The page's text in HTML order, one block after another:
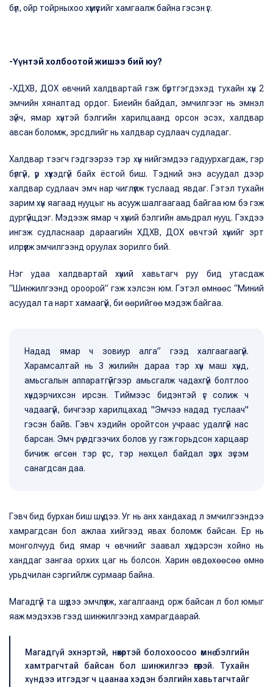
бүл, ойр тойрныхоо хүмүүсийг хамгаалж байна гэсэн үг.
-Үүнтэй холбоотой жишээ бий юу?
-ХДХВ, ДОХ өвчний халдвартай гэж бүртгэгдэхэд тухайн хүн 2
эмчийн хяналтад ордог. Биеийн байдал, эмчилгээг нь эмнэл
зүйч, ямар хүнтэй бэлгийн харилцаанд орсон эсэх, халдвар
авсан боломж, эрсдлийг нь халдвар судлаач судладаг.
Халдвар тээгч гэдгээрээ тэр хүн нийгэмдээ гадуурхагдаж, гэр
бүлгүй, үр хүүхэдгүй байх ёстой биш. Тэдний энэ асуудал дээр
халдвар судлаач эмч нар чиглүүлж туслаад явдаг. Гэтэл тухайн
зарим хүн яагаад нууцыг нь асууж шалгаагаад байгаа юм бэ гэж
дургүйцдэг. Мэдээж ямар ч хүний бэлгийн амьдрал нууц. Гэхдээ
ингэж судласнаар дараагийн ХДХВ, ДОХ өвчтэй хүнийг эрт
илрүүлж эмчилгээнд оруулах зорилго бий.
Нэг удаа халдвартай хүний хавьтагч руу бид утасдаж
“Шинжилгээнд ороорой” гэж хэлсэн юм. Гэтэл өмнөөс “Миний
асуудал та нарт хамаагүй, би өөрийгөө мэдэж байгаа.
Надад ямар ч зовиур алга” гээд халгаагаагүй.
Харамсалтай нь 3 жилийн дараа тэр хүн маш хүнд,
амьсгалын аппаратгүйгээр амьсгалж чадахгүй болтлоо
хүндэрчихсэн ирсэн. Тиймээс бидэнтэй үг солиж ч
чадаагүй, бичгээр харилцахад "Эмчээ надад туслаач"
гэсэн байв. Гэвч хэдийн оройтсон учраас удалгүй нас
барсан. Эмч рүү эдгээчих болов уу гэж горьдсон харцаар
бичиж өгсөн тэр үгс, тэр нөхцөл байдал зүрх зүсэм
санагдсан даа.
Гэвч бид бурхан биш шүү дээ. Уг нь анх хандахад л эмчилгээндээ
хамрагдсан бол ажлаа хийгээд явах боломж байсан. Ер нь
монголчууд бид ямар ч өвчнийг заавал хүндэрсэн хойно нь
ханддаг зангаа орхих цаг нь болсон. Харин өвдөхөөсөө өмнө
урьдчилан сэргийлж сурмаар байна.
Магадгүй та шүдээ эмчлүүлж, хагалгаанд орж байсан л бол юмыг
яаж мэдэхэв гээд шинжилгээнд хамрагдаарай.
Магадгүй эхнэртэй, нөхөртэй болохоосоо өмнө бэлгийн
хамтрагчтай байсан бол шинжилгээ өгөөрэй. Тухайн
хүндээ итгэдэг ч цаанаа хэдэн бэлгийн хавьтагчтайг